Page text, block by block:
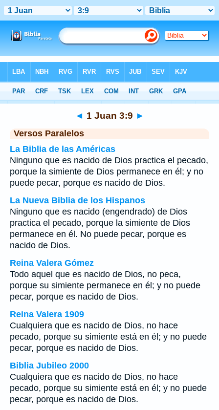
>1 Juan> Capítulo 3> Verso 9
◄ 1 Juan 3:9 ►
Versos Paralelos
La Biblia de las Américas
Ninguno que es nacido de Dios practica el pecado,
porque la simiente de Dios permanece en él; y no
puede pecar, porque es nacido de Dios.
La Nueva Biblia de los Hispanos
Ninguno que es nacido (engendrado) de Dios
practica el pecado, porque la simiente de Dios
permanece en él. No puede pecar, porque es
nacido de Dios.
Reina Valera Gómez
Todo aquel que es nacido de Dios, no peca,
porque su simiente permanece en él; y no puede
pecar, porque es nacido de Dios.
Reina Valera 1909
Cualquiera que es nacido de Dios, no hace
pecado, porque su simiente está en él; y no puede
pecar, porque es nacido de Dios.
Biblia Jubileo 2000
Cualquiera que es nacido de Dios, no hace
pecado, porque su simiente está en él; y no puede
pecar, porque es nacido de Dios.